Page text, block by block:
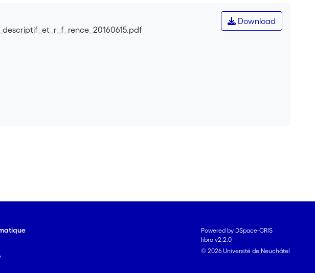
Download
Powered by DSpace-CRIS
libra v2.2.0
© 2026 Université de Neuchâtel